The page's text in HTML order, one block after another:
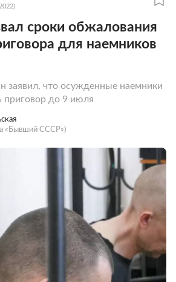
сроки обжалования
для наемников
заявил, что осужденные наемники
приговор до 9 июля
«Бывший СССР»)